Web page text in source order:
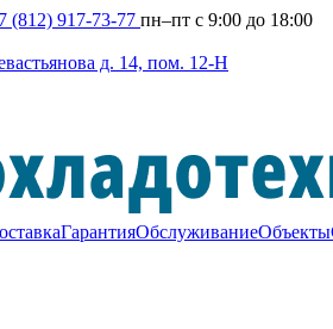
(812) 917-73-77 пн–пт с 9:00 до 18:00
д. 14, пом. 12-Н
ГарантияОбслуживаниеОбъекты